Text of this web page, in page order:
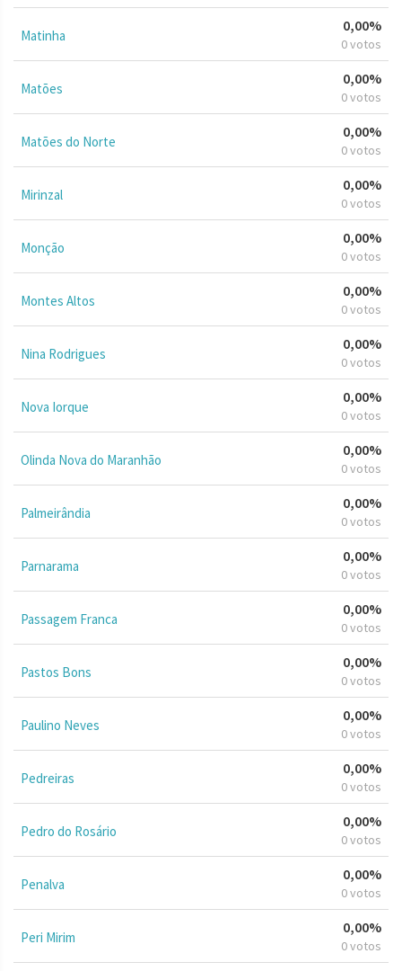
Matinha
0,00%
0 votos
Matões
0,00%
0 votos
Matões do Norte
0,00%
0 votos
Mirinzal
0,00%
0 votos
Monção
0,00%
0 votos
Montes Altos
0,00%
0 votos
Nina Rodrigues
0,00%
0 votos
Nova Iorque
0,00%
0 votos
Olinda Nova do Maranhão
0,00%
0 votos
Palmeirândia
0,00%
0 votos
Parnarama
0,00%
0 votos
Passagem Franca
0,00%
0 votos
Pastos Bons
0,00%
0 votos
Paulino Neves
0,00%
0 votos
Pedreiras
0,00%
0 votos
Pedro do Rosário
0,00%
0 votos
Penalva
0,00%
0 votos
Peri Mirim
0,00%
0 votos